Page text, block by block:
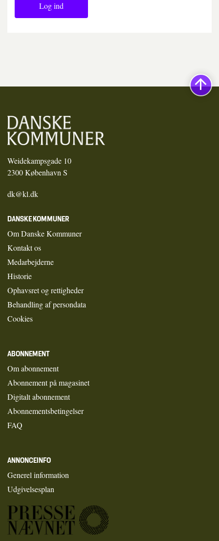
Log ind
Weidekampsgade 10
2300 København S
dk@kl.dk
DANSKE KOMMUNER
Om Danske Kommuner
Kontakt os
Medarbejderne
Historie
Ophavsret og rettigheder
Behandling af persondata
Cookies
ABONNEMENT
Om abonnement
Abonnement på magasinet
Digitalt abonnement
Abonnementsbetingelser
FAQ
ANNONCEINFO
Generel information
Udgivelsesplan